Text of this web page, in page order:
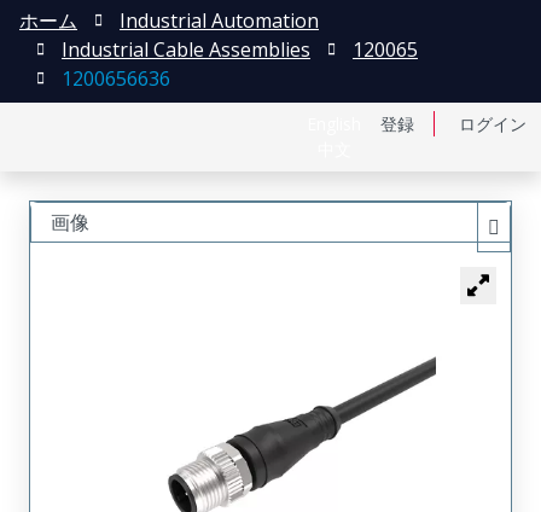
登録 ログイン
ホーム
Industrial Automation
Industrial Cable Assemblies
120065
1200656636
画像